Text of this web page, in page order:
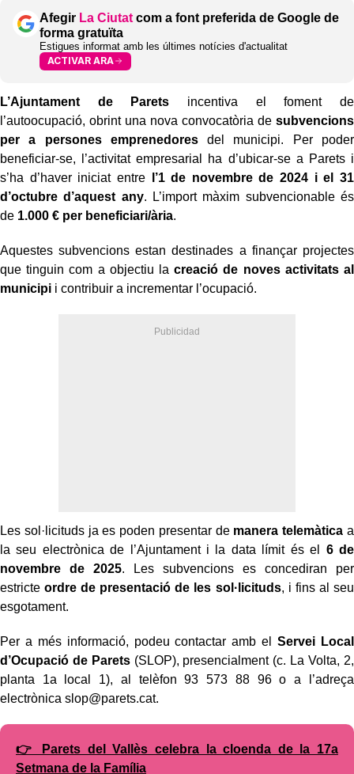
Afegir La Ciutat com a font preferida de Google de
forma gratuïta
Estigues informat amb les últimes notícies d'actualitat
ACTIVAR ARA
L’Ajuntament de Parets incentiva el foment de
l’autoocupació, obrint una nova convocatòria desubvencions
per a persones emprenedoresdel municipi. Per poder
beneficiar-se, l’activitat empresarial ha d’ubicar-se a Parets i
s’ha d’haver iniciat entrel’1 de novembre de 2024 i el 31
d’octubre d’aquest any. L’import màxim subvencionable és
de 1.000 € per beneficiari/ària.
Aquestes subvencions estan destinades a finançar projectes
que tinguin com a objectiu la creació de noves activitats al
municipi i contribuir a incrementar l’ocupació.
Les sol·licituds ja es poden presentar demanera telemàtica a
la seu electrònica de l’Ajuntament i la data límit és el 6 de
novembre de 2025. Les subvencions es concediran per
estricteordre de presentació de les sol·licituds, i fins al seu
esgotament.
Per a més informació, podeu contactar amb el
Servei Local
d’Ocupació de Parets(SLOP), presencialment (c. La Volta, 2,
planta 1a local 1), al telèfon 93 573 88 96 o a l’adreça
electrònica slop@parets.cat.
👉 Parets del Vallès celebra la cloenda de la 17a
Setmana de la Família